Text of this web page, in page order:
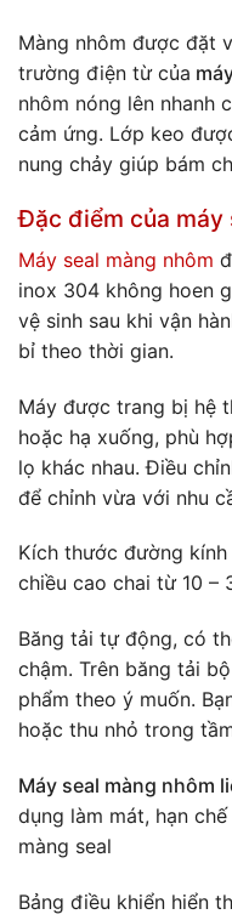
Màng nhôm được đặt
trường điện từ của
nhôm nóng lên nhanh
cảm ứng. Lớp keo
nung chảy giúp bám
Đặc điểm của máy
Máy seal màng nhôm
inox 304 không hoen
vệ sinh sau khi vận
bỉ theo thời gian.
Máy được trang bị hệ
hoặc hạ xuống, phù
lọ khác nhau. Điều
để chỉnh vừa với nhu
Kích thước đường
chiều cao chai từ 10 –
Băng tải tự động, có
chậm. Trên băng tải
phẩm theo ý muốn.
hoặc thu nhỏ trong
Máy seal màng nhôm
dụng làm mát, hạn
màng seal
Bảng điều khiển hiển